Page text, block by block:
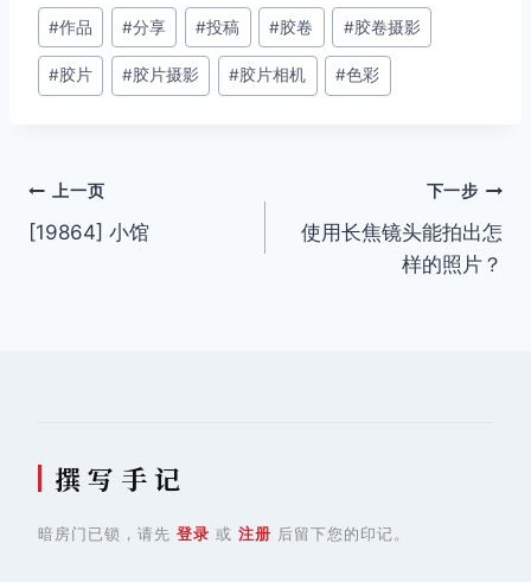
文
章
标
#作品 #分享 #投稿 #胶卷 #胶卷摄影
#胶片 #胶片摄影 #胶片相机 #色彩
文
章
上一页
[19864] 小馆
下一步
使用长焦镜头能拍出怎
样的照片？
撰 写 手 记
暗房门已锁，请先 登录 或 注册 后留下您的印记。